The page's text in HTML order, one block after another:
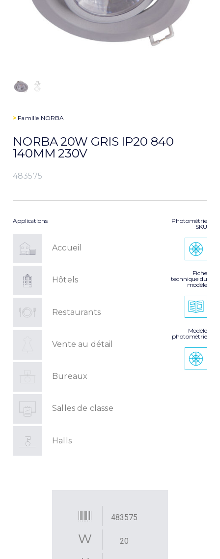
> Famille NORBA
NORBA 20W GRIS IP20 840
140MM 230V
483575
Applications
Accueil
Hôtels
Restaurants
Vente au détail
Bureaux
Salles de classe
Halls
Photométrie
SKU
Fiche
technique du
modèle
Modèle
photométrie
483575
20